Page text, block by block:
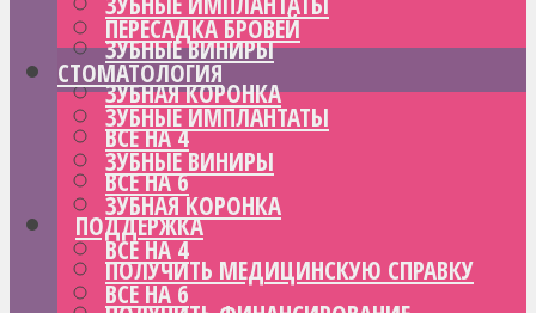
ЗУБНЫЕ ВИНИРЫ
ЗУБНАЯ КОРОНКА
ВСЕ НА 4
ВСЕ НА 6
ПОДДЕРЖКА
ПОЛУЧИТЬ МЕДИЦИНСКУЮ СПРАВКУ
ПЕРЕСАДКА БРОВЕЙ
СТОМАТОЛОГИЯ
ЗУБНЫЕ ИМПЛАНТАТЫ
ЗУБНЫЕ ВИНИРЫ
ЗУБНАЯ КОРОНКА
ВСЕ НА 4
ВСЕ НА 6